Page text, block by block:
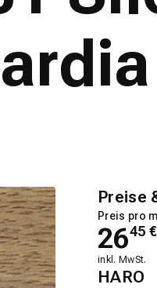
Preise
Preis pro
2645 €
inkl. MwSt.
HARO